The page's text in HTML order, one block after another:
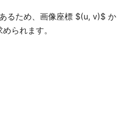
るため、画像座標 $(u, v)$ か
られます。